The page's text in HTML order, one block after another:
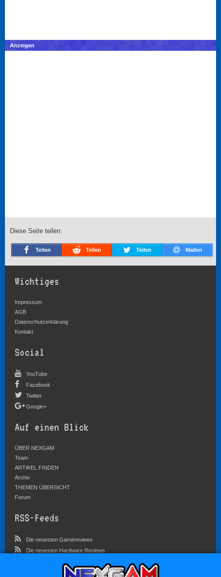
Anzeigen
Diese Seite teilen:
Teilen Teilen Teilen Mailen
Wichtiges
Impressum
AGB
Datenschutzerklärung
Kontakt
Social
YouTube
Facebook
Twitter
Google+
Auf einen Blick
ÜBER NEXGAM
Team
ARTIKEL FINDEN
Archiv
THEMEN ÜBERSICHT
Forum
RSS-Feeds
Die neuesten Gamereviews
Die neuesten Hardware Reviews